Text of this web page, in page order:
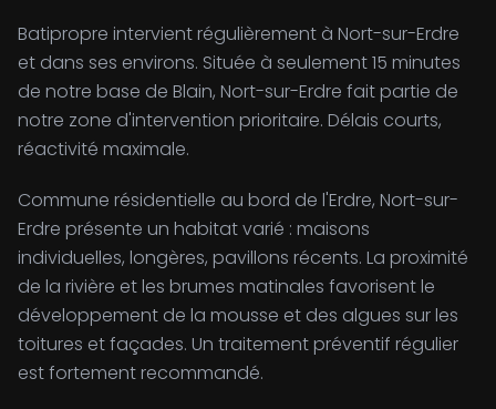
Batipropre intervient régulièrement à Nort-sur-Erdre
et dans ses environs. Située à seulement 15 minutes
de notre base de Blain, Nort-sur-Erdre fait partie de
notre zone d'intervention prioritaire. Délais courts,
réactivité maximale.
Commune résidentielle au bord de l'Erdre, Nort-sur-
Erdre présente un habitat varié : maisons
individuelles, longères, pavillons récents. La proximité
de la rivière et les brumes matinales favorisent le
développement de la mousse et des algues sur les
toitures et façades. Un traitement préventif régulier
est fortement recommandé.